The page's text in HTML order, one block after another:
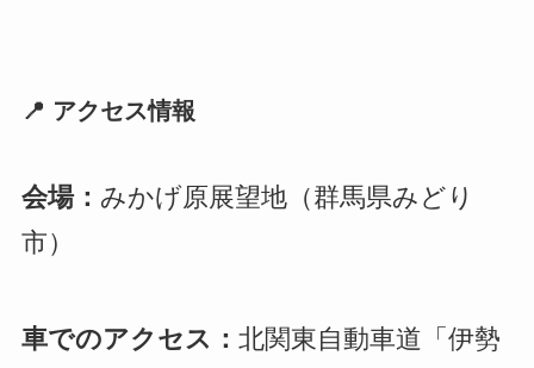
📍 アクセス情報
会場： みかげ原展望地（群馬県みどり
市）
車でのアクセス： 北関東自動車道「伊勢